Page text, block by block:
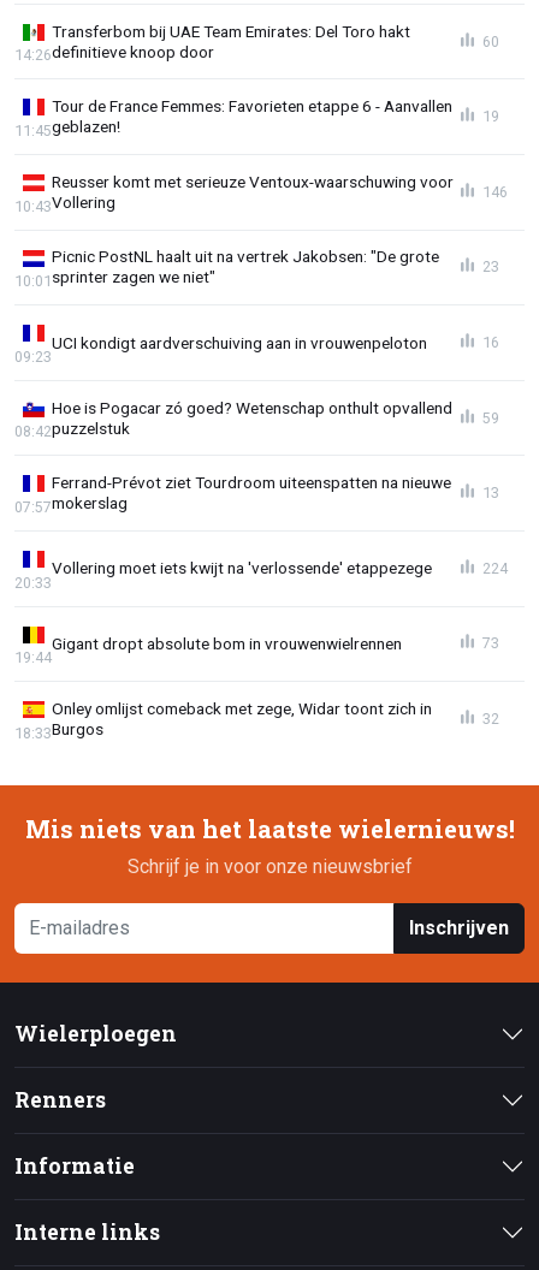
Transferbom bij UAE Team Emirates: Del Toro hakt
definitieve knoop door
14:26
60
Tour de France Femmes: Favorieten etappe 6 - Aanvallen
geblazen!
11:45
19
Reusser komt met serieuze Ventoux-waarschuwing voor
Vollering
10:43
146
Picnic PostNL haalt uit na vertrek Jakobsen: "De grote
sprinter zagen we niet"
10:01
23
UCI kondigt aardverschuiving aan in vrouwenpeloton
09:23
16
Hoe is Pogacar zó goed? Wetenschap onthult opvallend
puzzelstuk
08:42
59
Ferrand-Prévot ziet Tourdroom uiteenspatten na nieuwe
mokerslag
07:57
13
Vollering moet iets kwijt na 'verlossende' etappezege
20:33
224
Gigant dropt absolute bom in vrouwenwielrennen
19:44
73
Onley omlijst comeback met zege, Widar toont zich in
Burgos
18:33
32
Mis niets van het laatste wielernieuws!
Schrijf je in voor onze nieuwsbrief
Inschrijven
Wielerploegen
Renners
Informatie
Interne links